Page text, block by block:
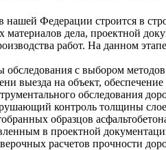
нашей Федерации строится в
материалов дела, проектной
работ. На данном
обследования с выбором
выезда на объект,
обследования
контроль толщины
образцов
в проектной
расчетов прочности